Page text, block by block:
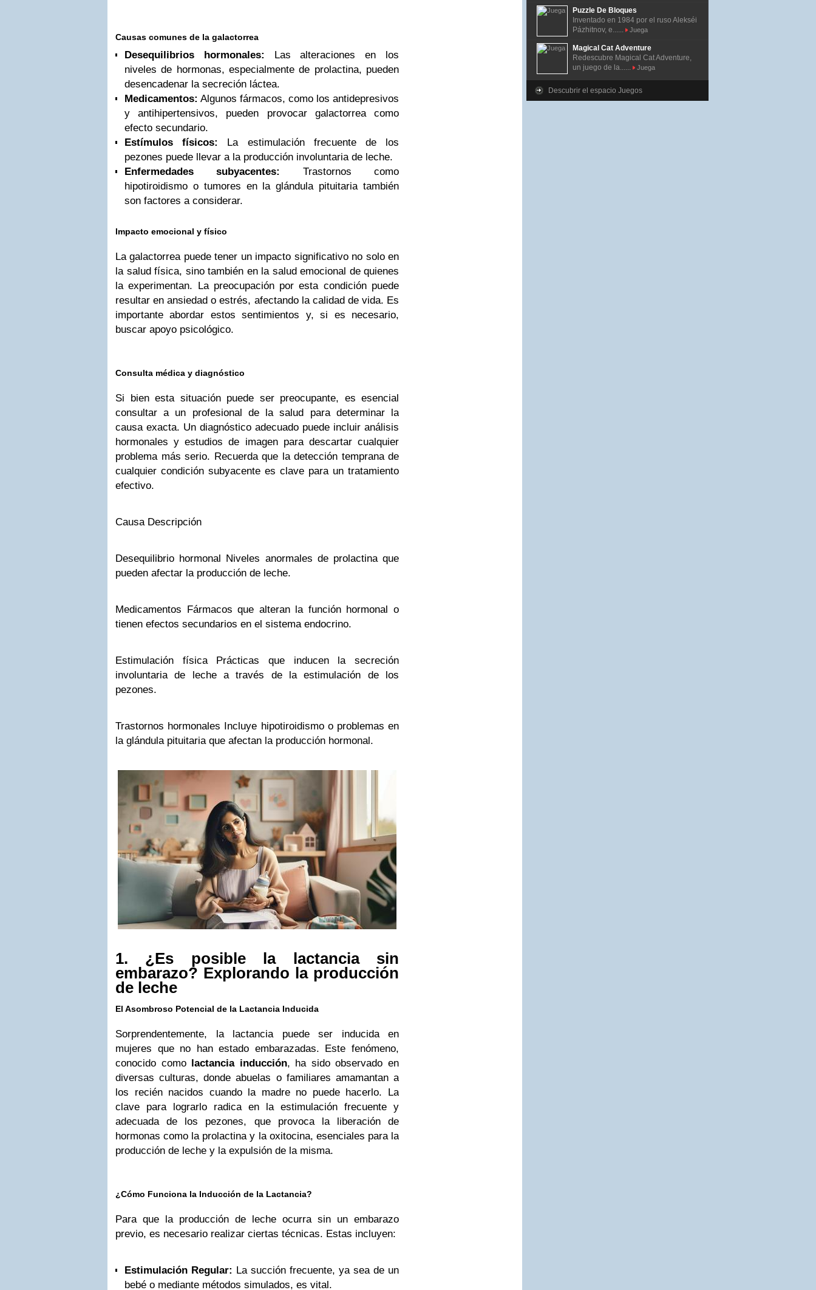
Causas comunes de la galactorrea
Desequilibrios hormonales: Las alteraciones en los
niveles de hormonas, especialmente de prolactina, pueden
desencadenar la secreción láctea.
Medicamentos: Algunos fármacos, como los antidepresivos
y antihipertensivos, pueden provocar galactorrea como
efecto secundario.
Estímulos físicos:
La estimulación frecuente de los
pezones puede llevar a la producción involuntaria de leche.
Enfermedades subyacentes:
Trastornos como
hipotiroidismo o tumores en la glándula pituitaria también
son factores a considerar.
Impacto emocional y físico
La galactorrea puede tener un impacto significativo no solo en
la salud física, sino también en la salud emocional de quienes
la experimentan. La preocupación por esta condición puede
resultar en ansiedad o estrés, afectando la calidad de vida. Es
importante abordar estos sentimientos y, si es necesario,
buscar apoyo psicológico.
Consulta médica y diagnóstico
Si bien esta situación puede ser preocupante, es esencial
consultar a un profesional de la salud para determinar la
causa exacta. Un diagnóstico adecuado puede incluir análisis
hormonales y estudios de imagen para descartar cualquier
problema más serio. Recuerda que la detección temprana de
cualquier condición subyacente es clave para un tratamiento
efectivo.
Causa Descripción
Desequilibrio hormonal Niveles anormales de prolactina que
pueden afectar la producción de leche.
Medicamentos Fármacos que alteran la función hormonal o
tienen efectos secundarios en el sistema endocrino.
Estimulación física Prácticas que inducen la secreción
involuntaria de leche a través de la estimulación de los
pezones.
Trastornos hormonales Incluye hipotiroidismo o problemas en
la glándula pituitaria que afectan la producción hormonal.
1. ¿Es posible la lactancia sin
embarazo? Explorando la producción
de leche
El Asombroso Potencial de la Lactancia Inducida
Sorprendentemente, la lactancia puede ser inducida en
mujeres que no han estado embarazadas. Este fenómeno,
conocido como lactancia inducción, ha sido observado en
diversas culturas, donde abuelas o familiares amamantan a
los recién nacidos cuando la madre no puede hacerlo. La
clave para lograrlo radica en la estimulación frecuente y
adecuada de los pezones, que provoca la liberación de
hormonas como la prolactina y la oxitocina, esenciales para la
producción de leche y la expulsión de la misma.
¿Cómo Funciona la Inducción de la Lactancia?
Para que la producción de leche ocurra sin un embarazo
previo, es necesario realizar ciertas técnicas. Estas incluyen:
Estimulación Regular: La succión frecuente, ya sea de un
bebé o mediante métodos simulados, es vital.
Puzzle De Bloques
Inventado en 1984 por el ruso Alekséi
Pázhitnov, e......
Juega
Magical Cat Adventure
Redescubre Magical Cat Adventure,
un juego de la......
Juega
Descubrir el espacio Juegos